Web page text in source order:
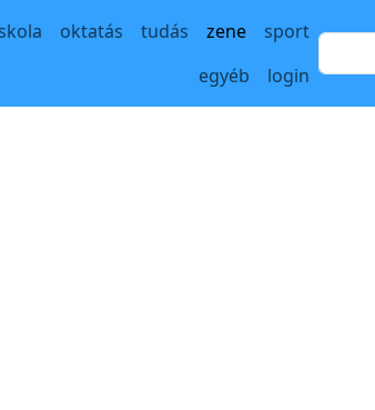
oktatás tudás zene
sport
egyéb
login